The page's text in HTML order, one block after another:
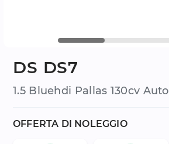
DS DS7
1.5 Bluehdi Pallas 130cv Auto
OFFERTA DI NOLEGGIO